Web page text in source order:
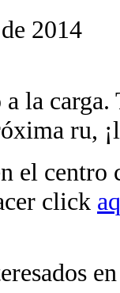
2014
la
ru,
el centro
click